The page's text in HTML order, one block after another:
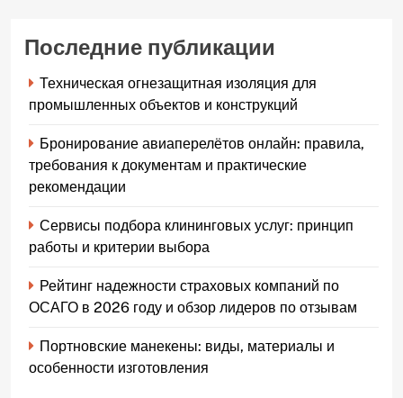
Последние публикации
Техническая огнезащитная изоляция для
промышленных объектов и конструкций
Бронирование авиаперелётов онлайн: правила,
требования к документам и практические
рекомендации
Сервисы подбора клининговых услуг: принцип
работы и критерии выбора
Рейтинг надежности страховых компаний по
ОСАГО в 2026 году и обзор лидеров по отзывам
Портновские манекены: виды, материалы и
особенности изготовления